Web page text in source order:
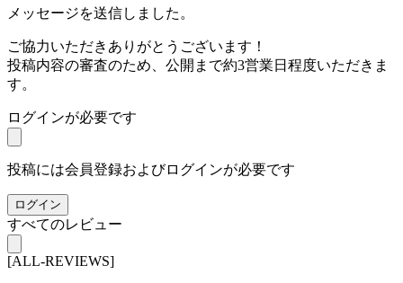
メッセージを送信しました。
ご協力いただきありがとうございます！
投稿内容の審査のため、公開まで約3営業日程度いただきま
す。
ログインが必要です
投稿には会員登録およびログインが必要です
ログイン
すべてのレビュー
[ALL-REVIEWS]